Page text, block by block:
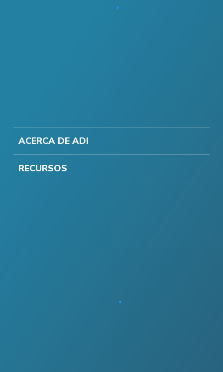
ACERCA DE ADI
RECURSOS